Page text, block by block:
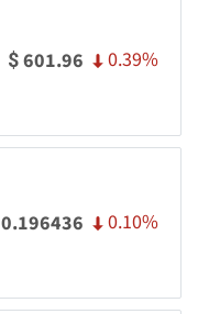
$601.96 0.39%
0.196436 0.10%